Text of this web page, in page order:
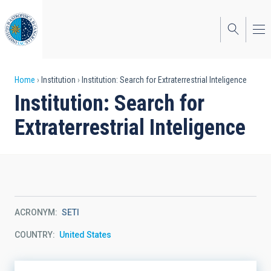
to
main
content
Breadcrumb
Home Institution Institution: Search for Extraterrestrial Inteligence
Institution: Search for
Extraterrestrial Inteligence
ACRONYM SETI
COUNTRY United States